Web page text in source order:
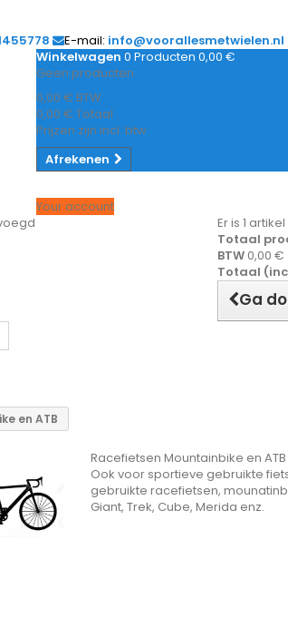
E-mail: info@voorallesmetwielen.nl
Winkelwagen 0 Producten 0,00 €
Geen producten
0,00 € BTW
0,00 € Totaal
Prijzen zijn incl. btw
Afrekenen
Your account
Er is 1
Totaal
BTW 0,00 €
Totaal
Ga
en ATB
Racefietsen Mountainbike en ATB
Ook voor sportieve gebruikte
gebruikte racefietsen,
Giant, Trek, Cube, Merida enz.